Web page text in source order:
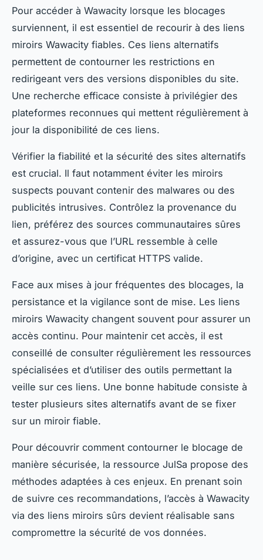
Pour accéder à Wawacity lorsque les blocages
surviennent, il est essentiel de recourir à des liens
miroirs Wawacity fiables. Ces liens alternatifs
permettent de contourner les restrictions en
redirigeant vers des versions disponibles du site.
Une recherche efficace consiste à privilégier des
plateformes reconnues qui mettent régulièrement à
jour la disponibilité de ces liens.
Vérifier la fiabilité et la sécurité des sites alternatifs
est crucial. Il faut notamment éviter les miroirs
suspects pouvant contenir des malwares ou des
publicités intrusives. Contrôlez la provenance du
lien, préférez des sources communautaires sûres
et assurez-vous que l’URL ressemble à celle
d’origine, avec un certificat HTTPS valide.
Face aux mises à jour fréquentes des blocages, la
persistance et la vigilance sont de mise. Les liens
miroirs Wawacity changent souvent pour assurer un
accès continu. Pour maintenir cet accès, il est
conseillé de consulter régulièrement les ressources
spécialisées et d’utiliser des outils permettant la
veille sur ces liens. Une bonne habitude consiste à
tester plusieurs sites alternatifs avant de se fixer
sur un miroir fiable.
Pour découvrir comment contourner le blocage de
manière sécurisée, la ressource JulSa propose des
méthodes adaptées à ces enjeux. En prenant soin
de suivre ces recommandations, l’accès à Wawacity
via des liens miroirs sûrs devient réalisable sans
compromettre la sécurité de vos données.